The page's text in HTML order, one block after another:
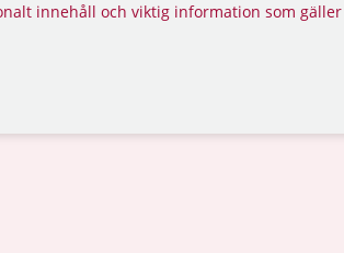
innehåll och viktig information som gäller